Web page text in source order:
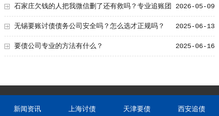
2026-05-09
石家庄欠钱的人把我微信删了还有救吗？专业追账团
队教你合法追回欠款 2025-06-13
无锡要账讨债债务公司安全吗？怎么选才正规吗？
2025-06-16
要债公司专业的方法有什么？
新闻资讯 上海讨债 天津要债 西安追债